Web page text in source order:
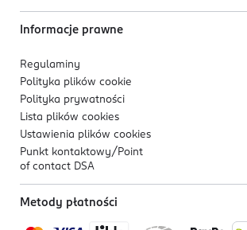
Informacje prawne
Regulaminy
Polityka plików cookie
Polityka prywatności
Lista plików cookies
Ustawienia plików cookies
Punkt kontaktowy/ Point
of contact DSA
Metody płatności